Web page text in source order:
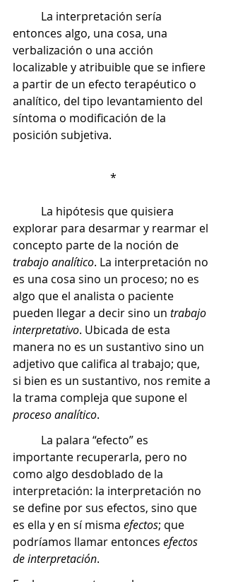
entonces algo, una cosa, una
verbalización o una acción
localizable y atribuible que se infiere
a partir de un efecto terapéutico o
analítico, del tipo levantamiento del
síntoma o modificación de la
posición subjetiva.
*
explorar para desarmar y rearmar el
concepto parte de la noción de
trabajo analítico. La interpretación no
es una cosa sino un proceso; no es
algo que el analista o paciente
pueden llegar a decir sino un trabajo
interpretativo. Ubicada de esta
manera no es un sustantivo sino un
adjetivo que califica al trabajo; que,
si bien es un sustantivo, nos remite a
la trama compleja que supone el
proceso analítico.
importante recuperarla, pero no
como algo desdoblado de la
interpretación: la interpretación no
se define por sus efectos, sino que
es ella y en sí misma efectos; que
podríamos llamar entonces efectos
de interpretación.